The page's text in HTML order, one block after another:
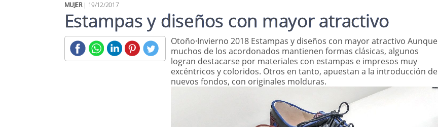
MUJER| 19/12/2017
Estampas y diseños con mayor atractivo
Otoño·Invierno 2018 Estampas y diseños con mayor atractivo Aunque
muchos de los acordonados mantienen formas clásicas, algunos
logran destacarse por materiales con estampas e impresos muy
excéntricos y coloridos. Otros en tanto, apuestan a la introducción de
nuevos fondos, con originales molduras.